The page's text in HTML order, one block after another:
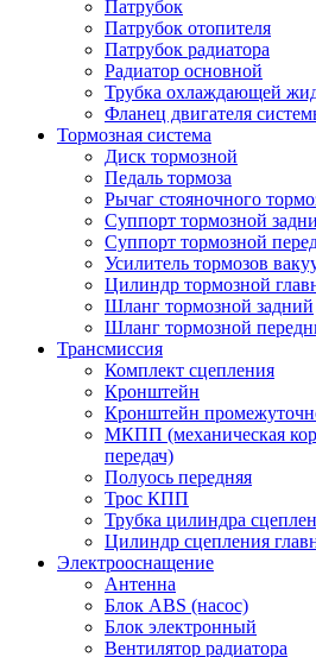
Патрубок
Патрубок отопителя
Патрубок радиатора
Радиатор основной
Трубка охлаждающей
Фланец двигателя
Тормозная система
Диск тормозной
Педаль тормоза
Рычаг стояночного
Суппорт тормозной
Суппорт тормозной
Усилитель тормозов
Цилиндр тормозной
Шланг тормозной задний
Шланг тормозной
Трансмиссия
Комплект сцепления
Кронштейн
Кронштейн
МКПП (механическая
передач)
Полуось передняя
Трос КПП
Трубка цилиндра
Цилиндр сцепления
Электрооснащение
Антенна
Блок ABS (насос)
Блок электронный
Вентилятор радиатора